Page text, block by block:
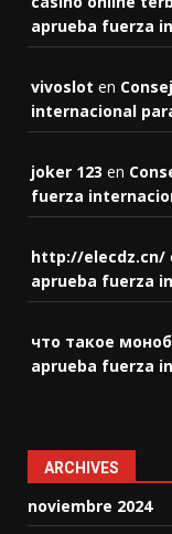
aprueba fuerza
vivoslot en
internacional
joker 123 en
fuerza
http://elecdz.cn/
aprueba fuerza
что такое
aprueba fuerza
ARCHIVES
noviembre 2024